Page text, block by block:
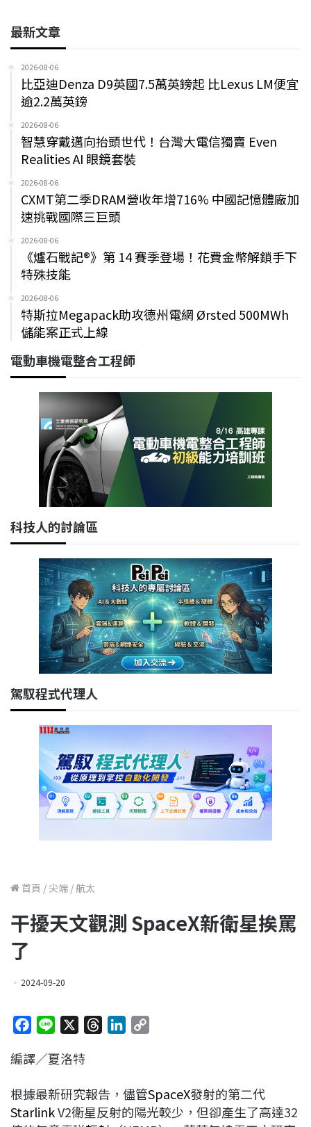
最新文章
2026-08-06
比亞迪Denza D9英國7.5萬英鎊起 比Lexus LM便宜
逾2.2萬英鎊
2026-08-06
智慧穿戴邁向抬頭世代！台灣大電信獨賣 Even
Realities AI 眼鏡套裝
2026-08-06
CXMT第二季DRAM營收年增716% 中國記憶體廠加
速挑戰國際三巨頭
2026-08-06
《爐石戰記®》第 14 賽季登場！花費金幣解鎖手下
特殊技能
2026-08-06
特斯拉Megapack助攻德州電網 Ørsted 500MWh
儲能案正式上線
電動車機電整合工程師
科技人的討論區
駕馭程式代理人